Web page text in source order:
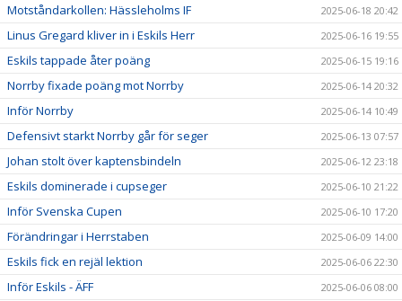
Motståndarkollen: Hässleholms IF 2025-06-18 20:42
Linus Gregard kliver in i Eskils Herr 2025-06-16 19:55
Eskils tappade åter poäng 2025-06-15 19:16
Norrby fixade poäng mot Norrby 2025-06-14 20:32
Inför Norrby 2025-06-14 10:49
Defensivt starkt Norrby går för seger 2025-06-13 07:57
Johan stolt över kaptensbindeln 2025-06-12 23:18
Eskils dominerade i cupseger 2025-06-10 21:22
Inför Svenska Cupen 2025-06-10 17:20
Förändringar i Herrstaben 2025-06-09 14:00
Eskils fick en rejäl lektion 2025-06-06 22:30
Inför Eskils - ÄFF 2025-06-06 08:00